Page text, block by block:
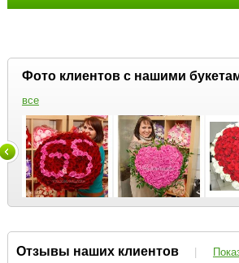
Фото клиентов с нашими
все
Отзывы наших клиентов |